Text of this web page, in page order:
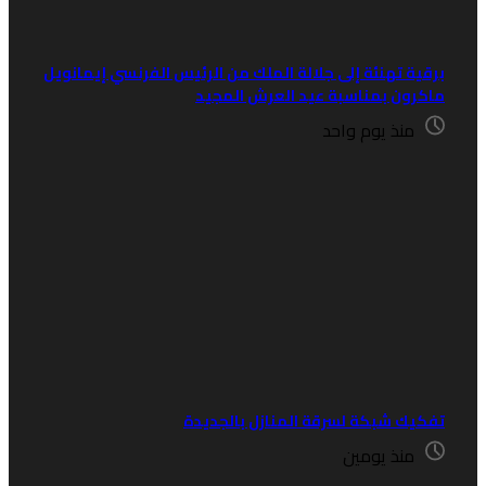
تهنئة إلى جلالة الملك من الرئيس الفرنسي إيمانويل
بمناسبة عيد العرش المجيد
منذ يوم واحد
شبكة لسرقة المنازل بالجديدة
منذ يومين